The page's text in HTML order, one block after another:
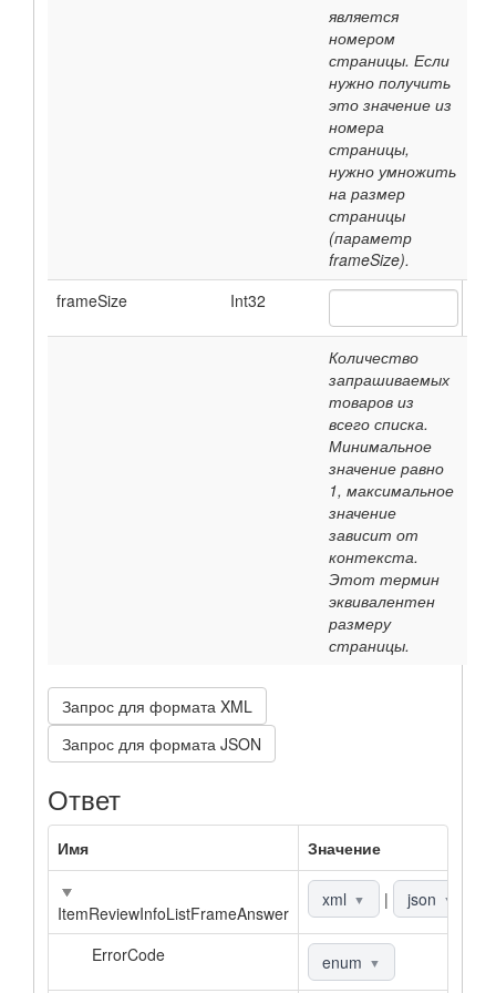
является
номером
страницы. Если
нужно получить
это значение из
номера
страницы,
нужно умножить
на размер
страницы
(параметр
frameSize).
frameSize
Int32
Количество
запрашиваемых
товаров из
всего списка.
Минимальное
значение равно
1, максимальное
значение
зависит от
контекста.
Этот термин
эквивалентен
размеру
страницы.
Запрос для формата XML
Запрос для формата JSON
Ответ
Имя Значение
ItemReviewInfoListFrameAnswer
xml ▼ | json ▼
ErrorCode enum ▼